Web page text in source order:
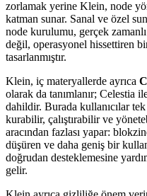
zorlamak yerine Klein, node
katman sunar. Sanal ve özel
node kurulumu, gerçek
değil, operasyonel hissettiren
tasarlanmıştır.
Klein, iç materyallerde ayrıca
olarak da tanımlanır; Celestia
dahildir. Burada kullanıcılar
kurabilir, çalıştırabilir ve
aracından fazlası yapar:
düşüren ve daha geniş bir
doğrudan desteklemesine
gelir.